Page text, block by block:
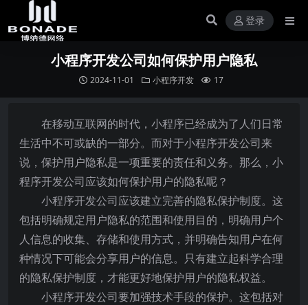
登录
小程序开发公司如何保护用户隐私
2024-11-01 小程序开发 17
在移动互联网的时代，小程序已经成为了人们日常
生活中不可或缺的一部分。而对于小程序开发公司来
说，保护用户隐私是一项重要的责任和义务。那么，小
程序开发公司应该如何保护用户的隐私呢？
小程序开发公司应该建立完善的隐私保护制度。这
包括明确规定用户隐私的范围和使用目的，明确用户个
人信息的收集、存储和使用方式，并明确告知用户在何
种情况下可能会分享用户的信息。只有建立起科学合理
的隐私保护制度，才能更好地保护用户的隐私权益。
小程序开发公司要加强技术手段的保护。这包括对